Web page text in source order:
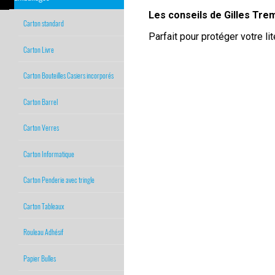
Carton standard
Carton Livre
Carton Bouteilles Casiers incorporés
Carton Barrel
Carton Verres
Carton Informatique
Carton Penderie avec tringle
Carton Tableaux
Rouleau Adhésif
Papier Bulles
Les conseils de Gilles
Parfait pour protéger votre